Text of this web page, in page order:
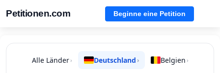
Petitionen.com Beginne eine Petition
Alle Länder› Deutschland › Belgien ›